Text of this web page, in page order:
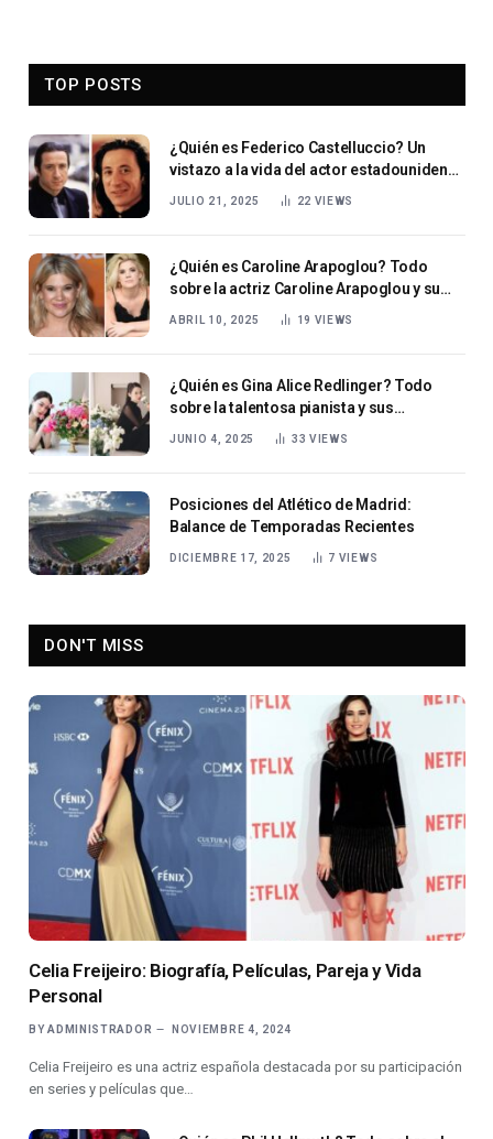
TOP POSTS
¿Quién es Federico Castelluccio? Un
vistazo a la vida del actor estadounidense
JULIO 21, 2025 22 VIEWS
¿Quién es Caroline Arapoglou? Todo
sobre la actriz Caroline Arapoglou y su
carrera en ascenso
ABRIL 10, 2025 19 VIEWS
¿Quién es Gina Alice Redlinger? Todo
sobre la talentosa pianista y sus
herramientas musicales
JUNIO 4, 2025 33 VIEWS
Posiciones del Atlético de Madrid:
Balance de Temporadas Recientes
DICIEMBRE 17, 2025 7 VIEWS
DON'T MISS
Celia Freijeiro: Biografía, Películas, Pareja y Vida
Personal
BY ADMINISTRADOR NOVIEMBRE 4, 2024
Celia Freijeiro es una actriz española destacada por su participación
en series y películas que…